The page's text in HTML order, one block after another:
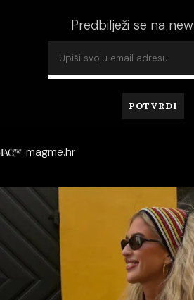
Predbilježi se na
magme.hr